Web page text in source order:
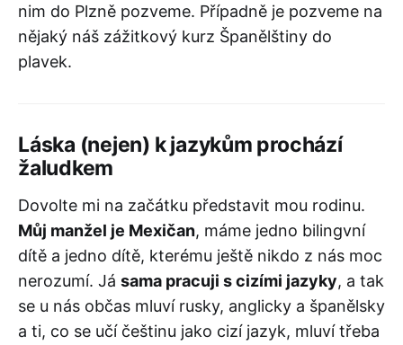
nim do Plzně pozveme. Případně je pozveme na
nějaký náš zážitkový kurz Španělštiny do
plavek.
Láska (nejen) k jazykům prochází
žaludkem
Dovolte mi na začátku představit mou rodinu.
Můj manžel je Mexičan, máme jedno bilingvní
dítě a jedno dítě, kterému ještě nikdo z nás moc
nerozumí. Já sama pracuji s cizími jazyky, a tak
se u nás občas mluví rusky, anglicky a španělsky
a ti, co se učí češtinu jako cizí jazyk, mluví třeba